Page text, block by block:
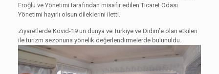
Eroğlu ve Yönetimi tarafından misafir edilen Ticaret Odası
Yönetimi hayırlı olsun dileklerini iletti.
Ziyaretlerde Kovid-19 un dünya ve Türkiye ve Didim’e olan etkileri
ile turizm sezonuna yönelik değerlendirmelerde bulunuldu.